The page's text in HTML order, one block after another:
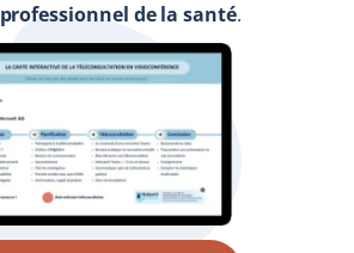
professionnel de la santé.